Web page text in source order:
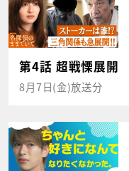
第4話 超戦慄展開
8月7日(金)放送分